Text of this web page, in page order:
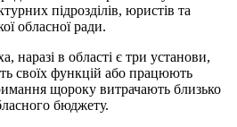
підрозділів, юристів та
обласної ради.
наразі в області є три установи,
своїх функцій або працюють
щороку витрачають близько
бюджету.